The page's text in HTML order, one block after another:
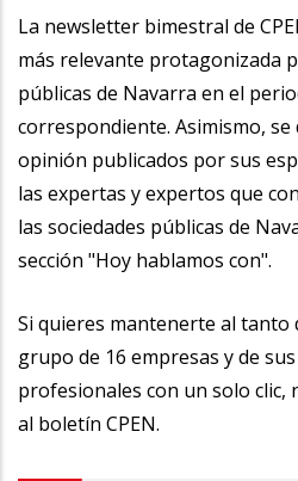
La newsletter bimestral de
más relevante protagonizada
públicas de Navarra en el
correspondiente. Asimismo,
opinión publicados por sus
las expertas y expertos que
las sociedades públicas de
sección "Hoy hablamos con".
Si quieres mantenerte al tanto
grupo de 16 empresas y de sus
profesionales con un solo clic,
al boletín CPEN.